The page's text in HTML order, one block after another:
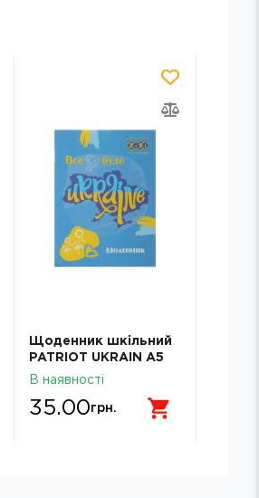
Щоденник шкільний
PATRIOT UKRAIN А5
скоба Zibi SMART
В наявності
35.00грн.